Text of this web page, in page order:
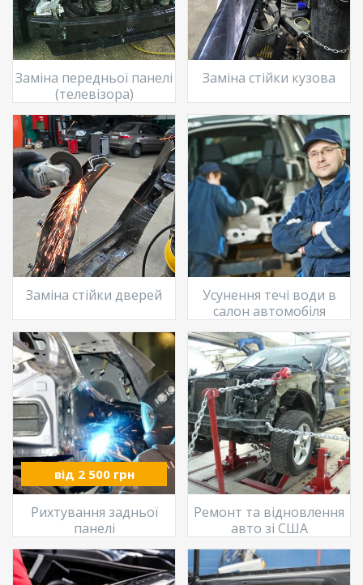
Заміна передньої панелі
(телевізора)
Заміна стійки кузова
Заміна стійки дверей
Усунення течі води в
салон автомобіля
від 2 500 грн
Рихтування задньої
панелі
Ремонт та відновлення
авто зі США